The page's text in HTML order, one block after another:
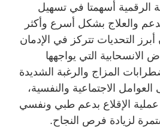
الرقمية أسهمتا في تسهيل
والعلاج بشكل أسرع وأكثر
التحديات تتركز في الإدمان
الانسحابية التي يواجهها
المزاج والرغبة الشديدة
الاجتماعية والنفسية،
الإقلاع بدعم طبي ونفسي
لزيادة فرص النجاح.